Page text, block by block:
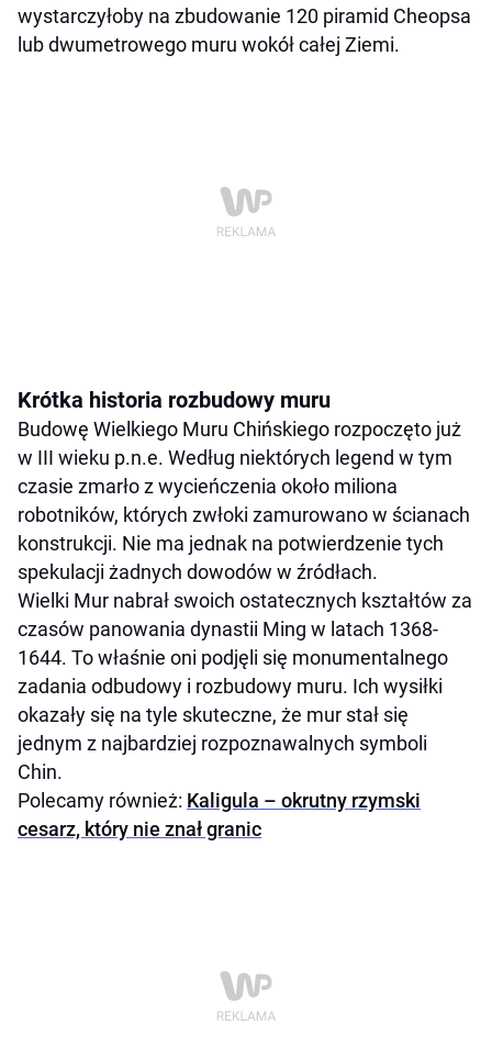
wystarczyłoby na zbudowanie 120 piramid Cheopsa
lub dwumetrowego muru wokół całej Ziemi.
Krótka historia rozbudowy muru
Budowę Wielkiego Muru Chińskiego rozpoczęto już
w III wieku p.n.e. Według niektórych legend w tym
czasie zmarło z wycieńczenia około miliona
robotników, których zwłoki zamurowano w ścianach
konstrukcji. Nie ma jednak na potwierdzenie tych
spekulacji żadnych dowodów w źródłach.
Wielki Mur nabrał swoich ostatecznych kształtów za
czasów panowania dynastii Ming w latach 1368-
1644. To właśnie oni podjęli się monumentalnego
zadania odbudowy i rozbudowy muru. Ich wysiłki
okazały się na tyle skuteczne, że mur stał się
jednym z najbardziej rozpoznawalnych symboli
Chin.
Polecamy również: Kaligula – okrutny rzymski
cesarz, który nie znał granic